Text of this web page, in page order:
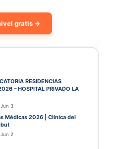
gratis →
RESIDENCIAS
– HOSPITAL PRIVADO LA
Jun 3
Médicas 2026 | Clínica del
Jun 2